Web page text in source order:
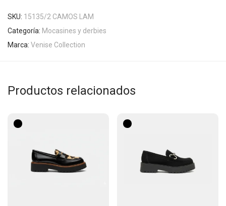
SKU: 15135/2 CAMOS LAM
Categoría: Mocasines y derbies
Marca: Venise Collection
Productos relacionados